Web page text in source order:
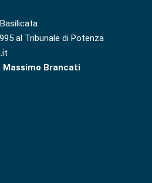
al Tribunale di Potenza
Massimo Brancati